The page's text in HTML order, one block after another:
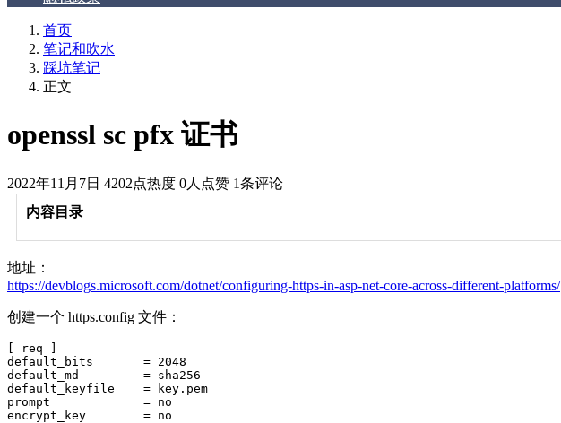
首页
笔记和吹水
踩坑笔记
正文
openssl sc pfx 证书
2022年11月7日 4202点热度 0人点赞 1条评论
内容目录
地址：
https://devblogs.microsoft.com/dotnet/configuring-https-in-asp-net-core-across-different-platforms/
创建一个 https.config 文件：
[ req ]
default_bits       = 2048
default_md         = sha256
default_keyfile    = key.pem
prompt             = no
encrypt_key        = no